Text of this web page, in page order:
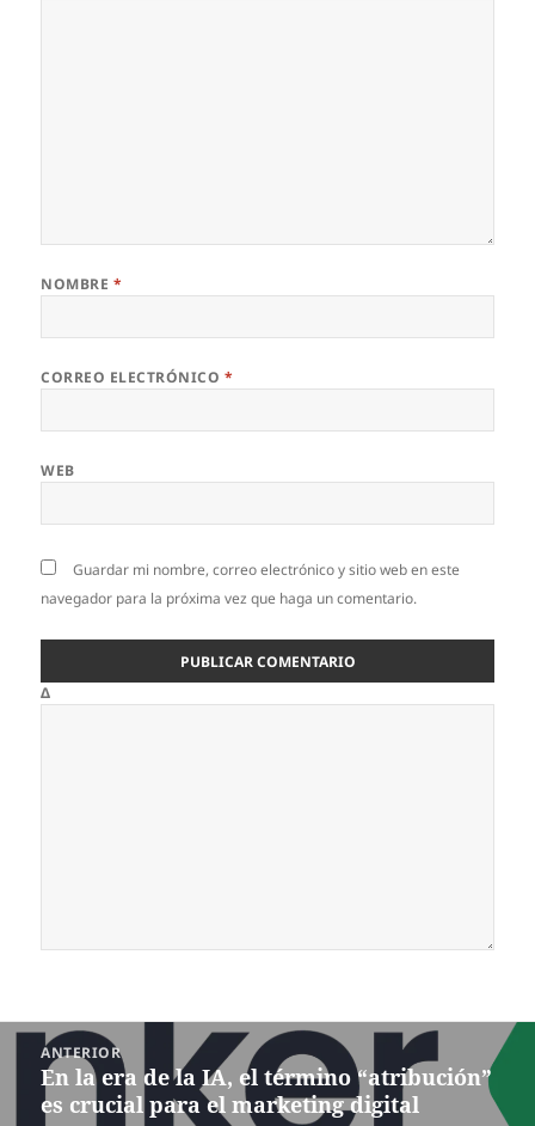
NOMBRE *
CORREO ELECTRÓNICO *
WEB
Guardar mi nombre, correo electrónico y sitio web en este
navegador para la próxima vez que haga un comentario.
Δ
Navegación
entradas
ANTERIOR
Entrada
anterior:
En la era de la IA, el término “atribución”
es crucial para el marketing digital